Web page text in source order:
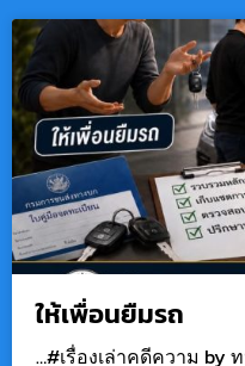
ให้เพื่อนยืมรถ
…#เรื่องเล่าคดีความ by